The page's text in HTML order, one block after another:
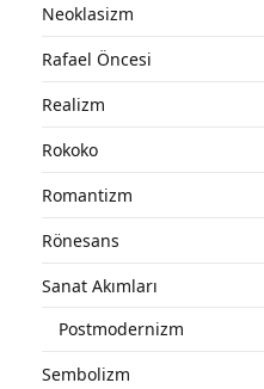
Neoklasizm
Rafael Öncesi
Realizm
Rokoko
Romantizm
Rönesans
Sanat Akımları
Postmodernizm
Sembolizm